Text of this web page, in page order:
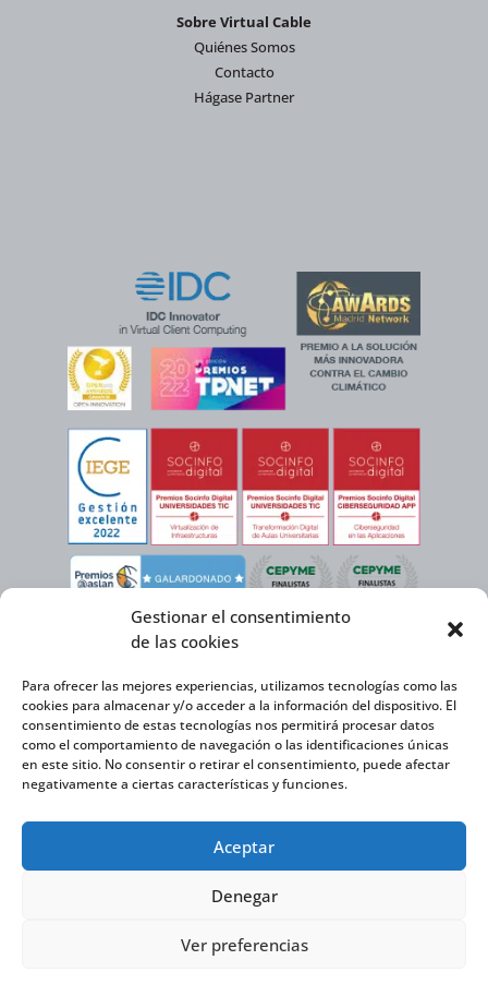
Gestionar el consentimiento
de las cookies
Para ofrecer las mejores experiencias, utilizamos tecnologías como las
cookies para almacenar y/o acceder a la información del dispositivo. El
consentimiento de estas tecnologías nos permitirá procesar datos
como el comportamiento de navegación o las identificaciones únicas
en este sitio. No consentir o retirar el consentimiento, puede afectar
negativamente a ciertas características y funciones.
Aceptar
Denegar
Ver preferencias
Sobre Virtual Cable
Quiénes Somos
Contacto
Hágase Partner
Instituto Español de Comercio Exterior y la cofinanciación del FEDER para
desarrollar su Plan de Expansión Internacional 2020-2025.